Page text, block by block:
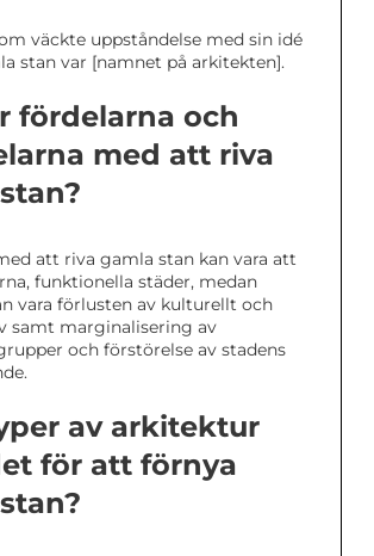
väckte uppståndelse med sin idé
stan var [namnet på arkitekten].
fördelarna och
med att riva
att riva gamla stan kan vara att
funktionella städer, medan
vara förlusten av kulturellt och
samt marginalisering av
och förstörelse av stadens
av arkitektur
för att förnya